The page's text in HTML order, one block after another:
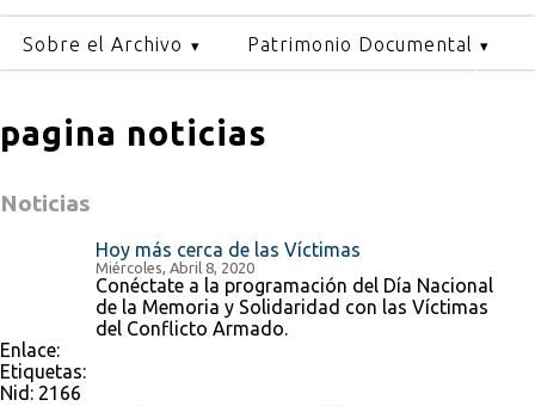
Sobre el Archivo Patrimonio Documental
pagina noticias
Noticias
Hoy más cerca de las Víctimas
Miércoles, Abril 8, 2020
Conéctate a la programación del Día Nacional
de la Memoria y Solidaridad con las Víctimas
del Conflicto Armado.
Enlace:
Etiquetas:
Nid: 2166